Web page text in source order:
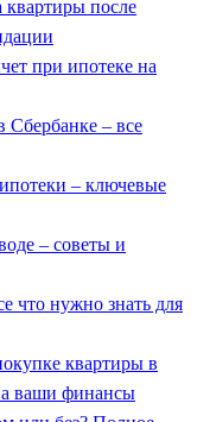
квартиры после
при ипотеке на
Сбербанке – все
– ключевые
– советы и
что нужно знать для
квартиры в
ваши финансы